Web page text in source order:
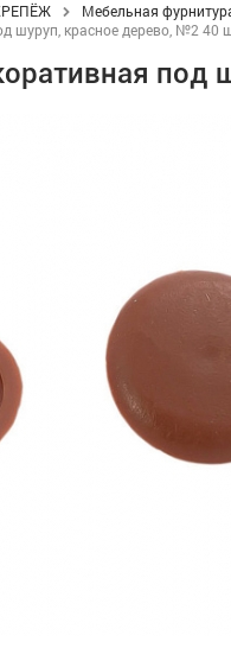
Мебельная
шуруп, красное дерево, №2 40
под